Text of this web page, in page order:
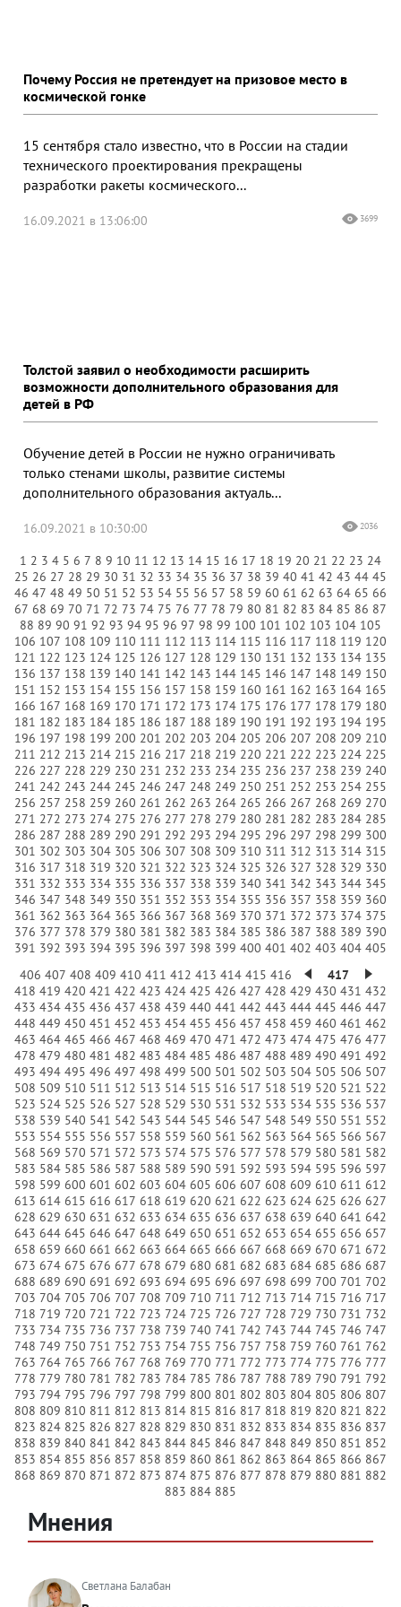
Почему Россия не претендует на призовое место в
космической гонке
15 сентября стало известно, что в России на стадии
технического проектирования прекращены
разработки ракеты космического...
16.09.2021 в 13:06:00 3699
Толстой заявил о необходимости расширить
возможности дополнительного образования для
детей в РФ
Обучение детей в России не нужно ограничивать
только стенами школы, развитие системы
дополнительного образования актуаль...
16.09.2021 в 10:30:00 2036
1 2 3 4 5 6 7 8 9 10 11 12 13 14 15 16 17 18 19 20 21 22 23 24
25 26 27 28 29 30 31 32 33 34 35 36 37 38 39 40 41 42 43 44 45
46 47 48 49 50 51 52 53 54 55 56 57 58 59 60 61 62 63 64 65 66
67 68 69 70 71 72 73 74 75 76 77 78 79 80 81 82 83 84 85 86 87
88 89 90 91 92 93 94 95 96 97 98 99 100 101 102 103 104 105
106 107 108 109 110 111 112 113 114 115 116 117 118 119 120
121 122 123 124 125 126 127 128 129 130 131 132 133 134 135
136 137 138 139 140 141 142 143 144 145 146 147 148 149 150
151 152 153 154 155 156 157 158 159 160 161 162 163 164 165
166 167 168 169 170 171 172 173 174 175 176 177 178 179 180
181 182 183 184 185 186 187 188 189 190 191 192 193 194 195
196 197 198 199 200 201 202 203 204 205 206 207 208 209 210
211 212 213 214 215 216 217 218 219 220 221 222 223 224 225
226 227 228 229 230 231 232 233 234 235 236 237 238 239 240
241 242 243 244 245 246 247 248 249 250 251 252 253 254 255
256 257 258 259 260 261 262 263 264 265 266 267 268 269 270
271 272 273 274 275 276 277 278 279 280 281 282 283 284 285
286 287 288 289 290 291 292 293 294 295 296 297 298 299 300
301 302 303 304 305 306 307 308 309 310 311 312 313 314 315
316 317 318 319 320 321 322 323 324 325 326 327 328 329 330
331 332 333 334 335 336 337 338 339 340 341 342 343 344 345
346 347 348 349 350 351 352 353 354 355 356 357 358 359 360
361 362 363 364 365 366 367 368 369 370 371 372 373 374 375
376 377 378 379 380 381 382 383 384 385 386 387 388 389 390
391 392 393 394 395 396 397 398 399 400 401 402 403 404 405
406 407 408 409 410 411 412 413 414 415 416
417
418 419 420 421 422 423 424 425 426 427 428 429 430 431 432
433 434 435 436 437 438 439 440 441 442 443 444 445 446 447
448 449 450 451 452 453 454 455 456 457 458 459 460 461 462
463 464 465 466 467 468 469 470 471 472 473 474 475 476 477
478 479 480 481 482 483 484 485 486 487 488 489 490 491 492
493 494 495 496 497 498 499 500 501 502 503 504 505 506 507
508 509 510 511 512 513 514 515 516 517 518 519 520 521 522
523 524 525 526 527 528 529 530 531 532 533 534 535 536 537
538 539 540 541 542 543 544 545 546 547 548 549 550 551 552
553 554 555 556 557 558 559 560 561 562 563 564 565 566 567
568 569 570 571 572 573 574 575 576 577 578 579 580 581 582
583 584 585 586 587 588 589 590 591 592 593 594 595 596 597
598 599 600 601 602 603 604 605 606 607 608 609 610 611 612
613 614 615 616 617 618 619 620 621 622 623 624 625 626 627
628 629 630 631 632 633 634 635 636 637 638 639 640 641 642
643 644 645 646 647 648 649 650 651 652 653 654 655 656 657
658 659 660 661 662 663 664 665 666 667 668 669 670 671 672
673 674 675 676 677 678 679 680 681 682 683 684 685 686 687
688 689 690 691 692 693 694 695 696 697 698 699 700 701 702
703 704 705 706 707 708 709 710 711 712 713 714 715 716 717
718 719 720 721 722 723 724 725 726 727 728 729 730 731 732
733 734 735 736 737 738 739 740 741 742 743 744 745 746 747
748 749 750 751 752 753 754 755 756 757 758 759 760 761 762
763 764 765 766 767 768 769 770 771 772 773 774 775 776 777
778 779 780 781 782 783 784 785 786 787 788 789 790 791 792
793 794 795 796 797 798 799 800 801 802 803 804 805 806 807
808 809 810 811 812 813 814 815 816 817 818 819 820 821 822
823 824 825 826 827 828 829 830 831 832 833 834 835 836 837
838 839 840 841 842 843 844 845 846 847 848 849 850 851 852
853 854 855 856 857 858 859 860 861 862 863 864 865 866 867
868 869 870 871 872 873 874 875 876 877 878 879 880 881 882
883 884 885
Мнения
Светлана Балабан